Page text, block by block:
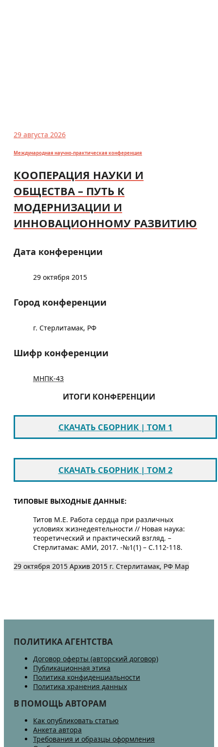
29 августа 2026
Международная научно-практическая конференция
КООПЕРАЦИЯ НАУКИ И
ОБЩЕСТВА – ПУТЬ К
МОДЕРНИЗАЦИИ И
ИННОВАЦИОННОМУ РАЗВИТИЮ
Дата конференции
29 октября 2015
Город конференции
г. Стерлитамак, РФ
Шифр конференции
МНПК-43
ИТОГИ КОНФЕРЕНЦИИ
СКАЧАТЬ СБОРНИК | ТОМ 1
СКАЧАТЬ СБОРНИК | ТОМ 2
ТИПОВЫЕ ВЫХОДНЫЕ ДАННЫЕ:
Титов М.Е. Работа сердца при различных
условиях жизнедеятельности // Новая наука:
теоретический и практический взгляд. –
Стерлитамак: АМИ, 2017. -№1(1) – С.112-118.
29 октября 2015 Архив 2015 г. Стерлитамак, РФ Map
ПОЛИТИКА АГЕНТСТВА
Договор оферты (авторский договор)
Публикационная этика
Политика конфиденциальности
Политика хранения данных
В ПОМОЩЬ АВТОРАМ
Как опубликовать статью
Анкета автора
Требования и образцы оформления